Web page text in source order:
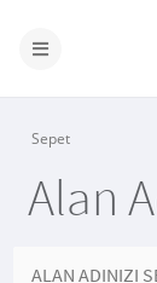
Sepet
Alan
ALAN ADINIZI